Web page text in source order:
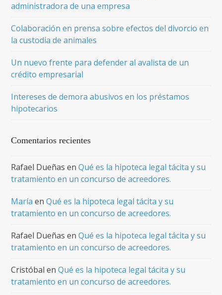
administradora de una empresa
Colaboración en prensa sobre efectos del divorcio en
la custodia de animales
Un nuevo frente para defender al avalista de un
crédito empresarial
Intereses de demora abusivos en los préstamos
hipotecarios
Comentarios recientes
Rafael Dueñas enQué es la hipoteca legal tácita y su
tratamiento en un concurso de acreedores.
María enQué es la hipoteca legal tácita y su
tratamiento en un concurso de acreedores.
Rafael Dueñas enQué es la hipoteca legal tácita y su
tratamiento en un concurso de acreedores.
Cristóbal enQué es la hipoteca legal tácita y su
tratamiento en un concurso de acreedores.